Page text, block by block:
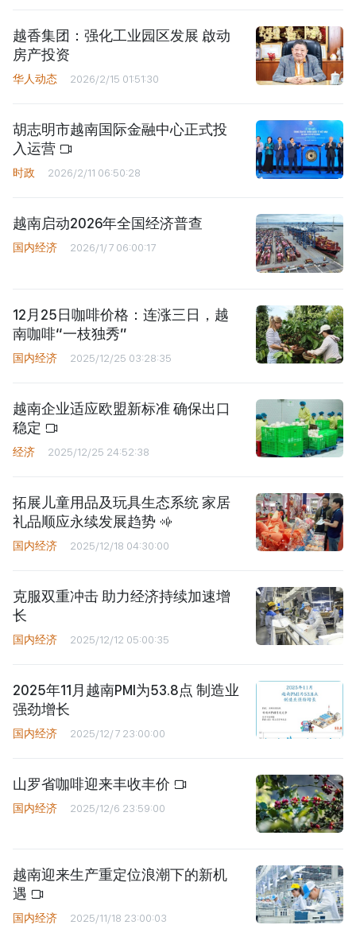
越香集团：强化工业园区发展 啟动
房产投资
华人动态 2026/2/15 01:51:30
胡志明市越南国际金融中心正式投
入运营
时政 2026/2/11 06:50:28
越南启动2026年全国经济普查
国内经济 2026/1/7 06:00:17
12月25日咖啡价格：连涨三日，越
南咖啡“一枝独秀”
国内经济 2025/12/25 03:28:35
越南企业适应欧盟新标准 确保出口
稳定
经济 2025/12/25 24:52:38
拓展儿童用品及玩具生态系统 家居
礼品顺应永续发展趋势
国内经济 2025/12/18 04:30:00
克服双重冲击 助力经济持续加速增
长
国内经济 2025/12/12 05:00:35
2025年11月越南PMI为53.8点 制造业
强劲增长
国内经济 2025/12/7 23:00:00
山罗省咖啡迎来丰收丰价
国内经济 2025/12/6 23:59:00
越南迎来生产重定位浪潮下的新机
遇
国内经济 2025/11/18 23:00:03